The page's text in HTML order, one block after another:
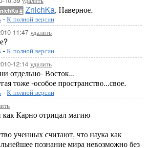
# ZnichKa, Наверное.
- К полной версии
11:47 удалить
- К полной версии
12:14 удалить
отдельно- Восток...
тоже -особое пространство...свое.
- К полной версии
Карно отрицал магию
ученных считают, что наука как
познание мира невозможно без